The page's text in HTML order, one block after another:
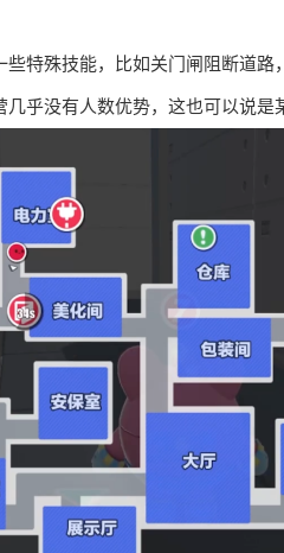
特殊技能，比如关门闸阻断道
乎没有人数优势，这也可以说是